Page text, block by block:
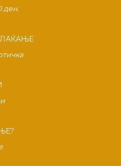
ден.